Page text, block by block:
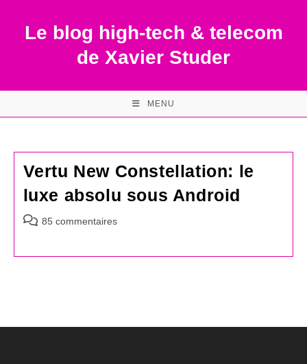
contentLe blog high-tech & telecom
de Xavier Studer
MENU
Vertu New Constellation: le
luxe absolu sous Android
Commentaires
85 commentaires